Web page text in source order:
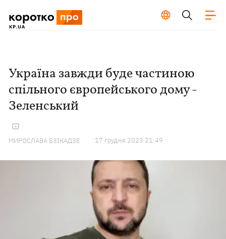
Україна завжди буде частиною
спільного європейського дому -
Зеленський
МИРОСЛАВА БЗІКАДЗЕ 17 грудня 2023 21:49